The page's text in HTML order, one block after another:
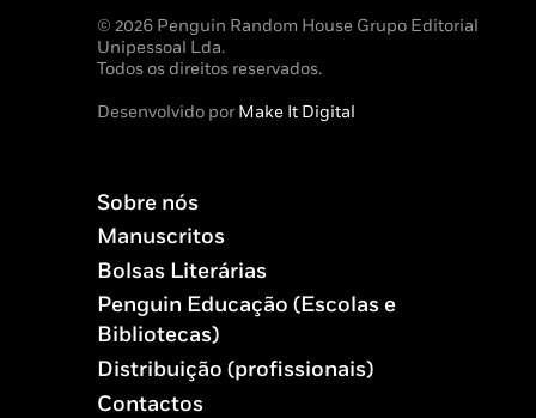
© 2026 Penguin Random House Grupo Editorial
Unipessoal Lda.
Todos os direitos reservados.
Desenvolvido porMake It Digital
Sobre nós
Manuscritos
Bolsas Literárias
Penguin Educação (Escolas e
Bibliotecas)
Distribuição (profissionais)
Contactos